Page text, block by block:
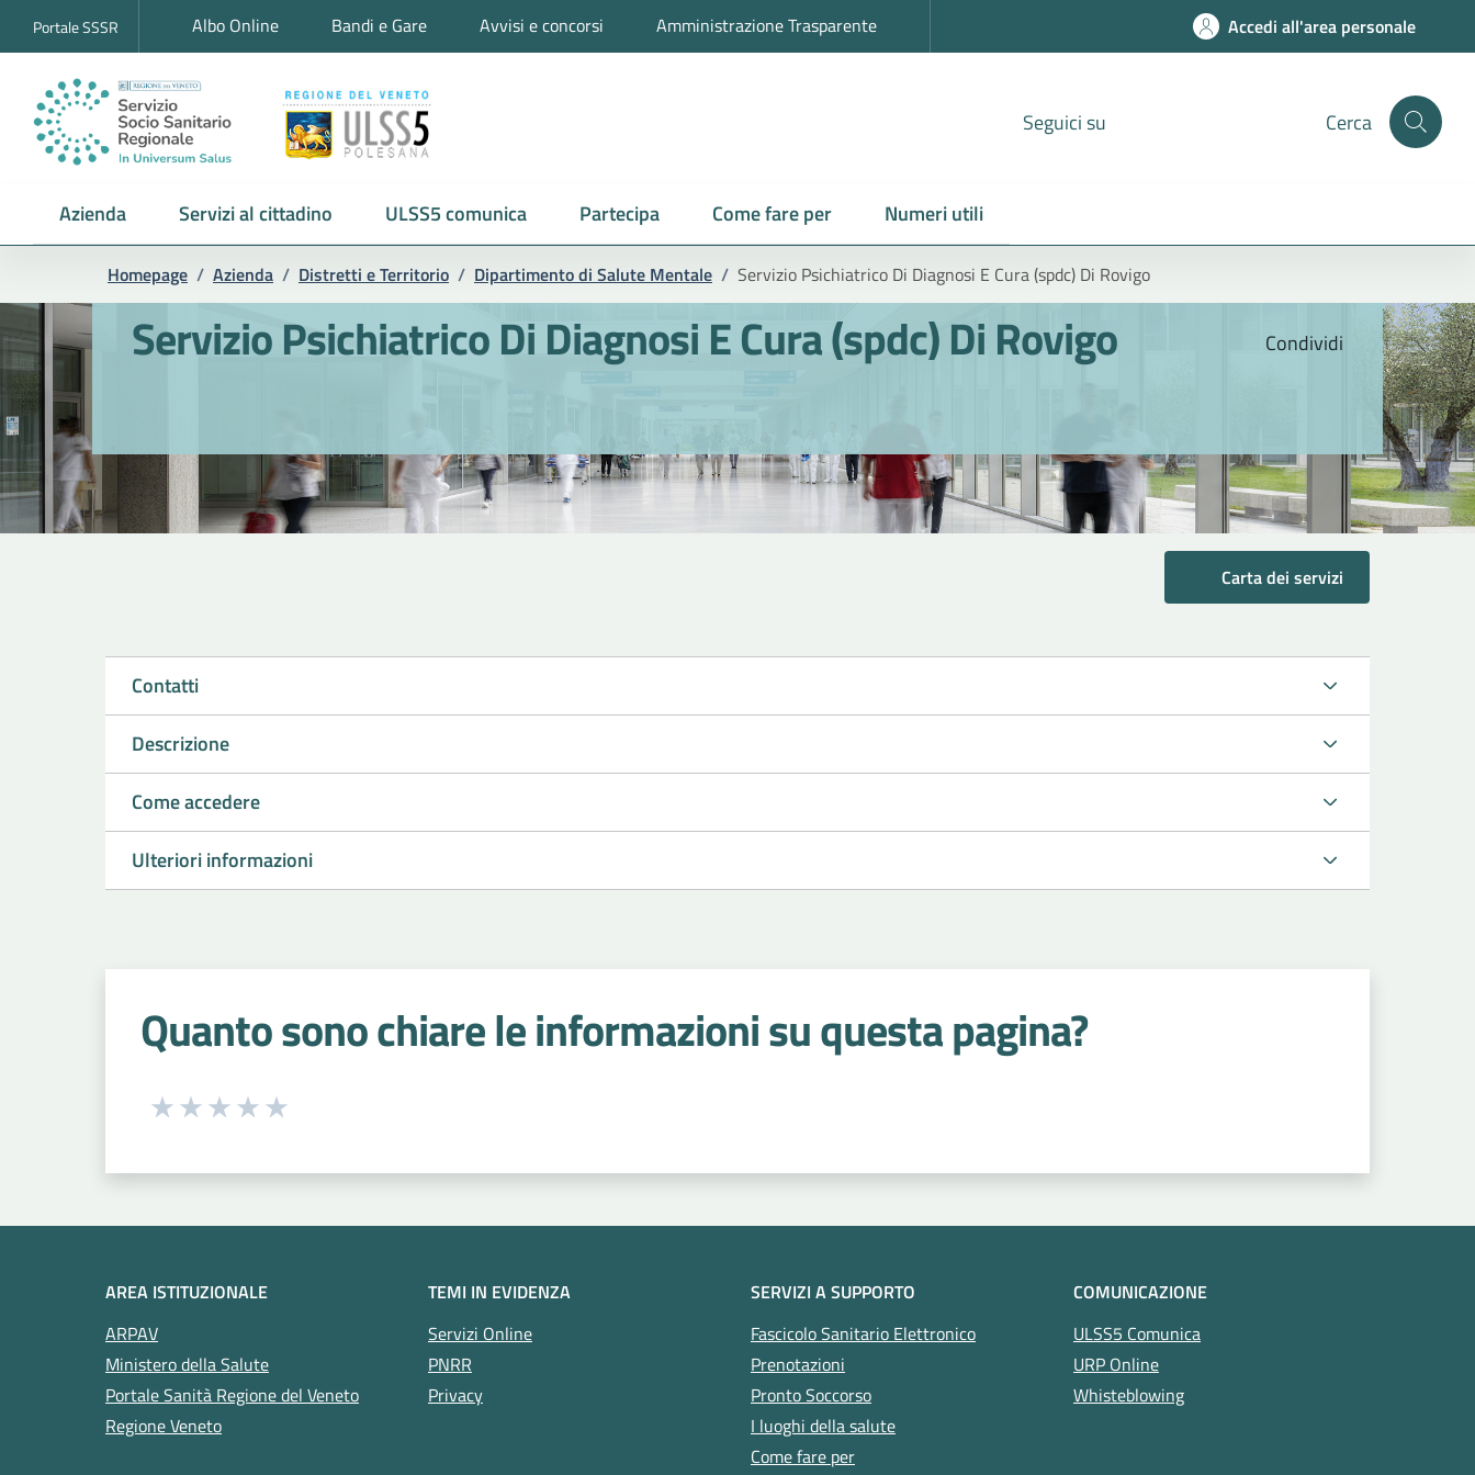
Portale SSSR Albo Online Bandi e Gare Avvisi e concorsi Amministrazione Trasparente Accedi all'area personale
Seguici su Cerca
Azienda Servizi al cittadino ULSS5 comunica Partecipa Come fare per Numeri utili
Homepage / Azienda / Distretti e Territorio / Dipartimento di Salute Mentale / Servizio Psichiatrico Di Diagnosi E Cura (spdc) Di Rovigo
Condividi
Servizio Psichiatrico Di Diagnosi E Cura (spdc) Di Rovigo
Carta dei servizi
Contatti
Descrizione
Come accedere
Ulteriori informazioni
Quanto sono chiare le informazioni su questa pagina?
Seleziona una valutazione da 1 a 5 stelle
AREA ISTITUZIONALE
ARPAV
Ministero della Salute
Portale Sanità Regione del Veneto
Regione Veneto
TEMI IN EVIDENZA
Servizi Online
PNRR
Privacy
SERVIZI A SUPPORTO
Fascicolo Sanitario Elettronico
Prenotazioni
Pronto Soccorso
I luoghi della salute
Come fare per
COMUNICAZIONE
ULSS5 Comunica
URP Online
Whisteblowing